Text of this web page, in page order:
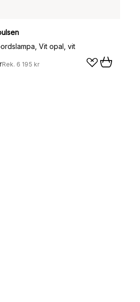
Vit opal, vit
Rek. 6 195 kr